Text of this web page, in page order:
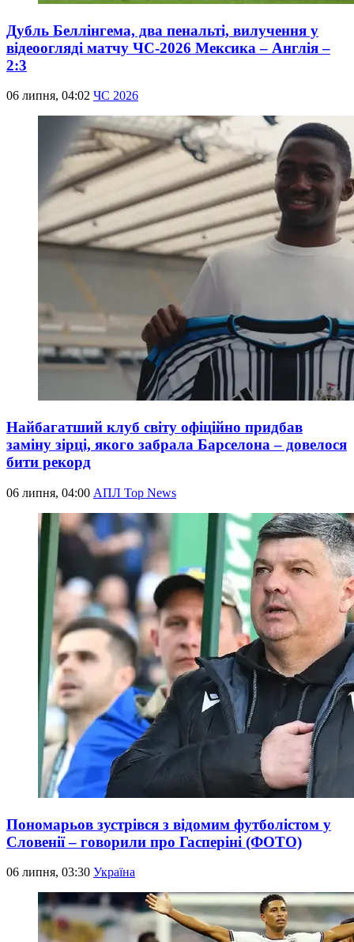
Дубль Беллінгема, два пенальті, вилучення у
відеоогляді матчу ЧС-2026 Мексика – Англія –
2:3
06 липня, 04:02 ЧС 2026
Найбагатший клуб світу офіційно придбав
заміну зірці, якого забрала Барселона – довелося
бити рекорд
06 липня, 04:00 АПЛ Top News
Пономарьов зустрівся з відомим футболістом у
Словенії – говорили про Гасперіні (ФОТО)
06 липня, 03:30 Україна